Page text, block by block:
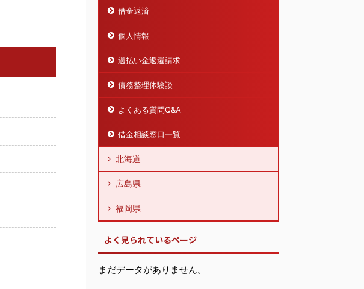
借金返済
個人情報
過払い金返還請求
債務整理体験談
よくある質問Q&A
借金相談窓口一覧
北海道
広島県
福岡県
よく見られているページ
まだデータがありません。